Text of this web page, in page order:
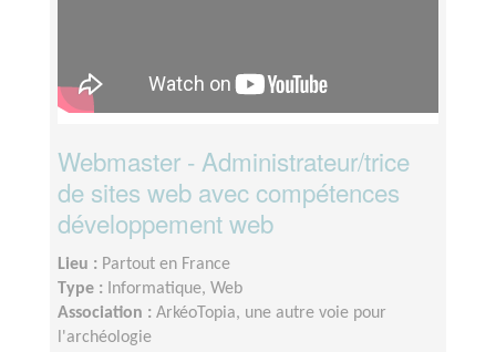
Webmaster - Administrateur/trice
de sites web avec compétences
développement web
Lieu : Partout en France
Type :
Informatique, Web
Association : ArkéoTopia, une autre voie pour
l'archéologie